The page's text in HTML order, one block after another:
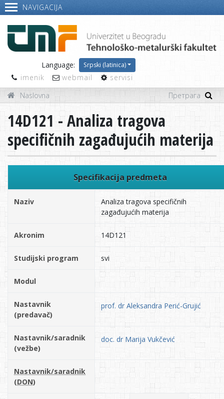
NAVIGACIJA
Language: Srpski (latinica)
imenik webmail
servisi
Naslovna
14D121 - Analiza tragova
specifičnih zagađujućih materija
Specifikacija predmeta
Naziv
Analiza tragova specifičnih
zagađujućih materija
Akronim 14D121
Studijski program svi
Modul
Nastavnik
(predavač)
prof. dr Aleksandra Perić-Grujić
Nastavnik/saradnik
(vežbe)
doc. dr Marija Vukčević
Nastavnik/saradnik
(DON)